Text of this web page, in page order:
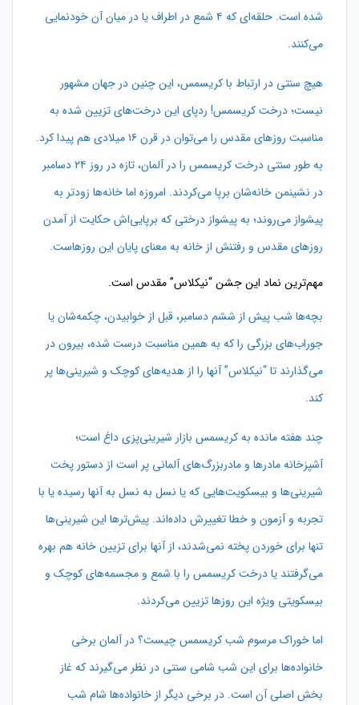
شده است. حلقه‌ای که ۴ شمع در اطراف یا در میان آن خودنمایی
می‌کنند.
هیچ سنتی در ارتباط با کریسمس، این چنین در جهان مشهور
نیست؛ درخت کریسمس! ردپای این درخت‌های تزیین شده به
مناسبت روزهای مقدس را می‌توان در قرن ۱۶ میلادی هم پیدا کرد.
به طور سنتی درخت کریسمس را در آلمان، تازه در روز ۲۴ دسامبر
در نشینمن خانه‌شان برپا می‌کردند. امروزه اما خانه‌ها زودتر به
پیشواز می‌روند؛ به پیشواز درختی که برپایی‌اش حکایت از آمدن
روزهای مقدس و رفتنش از خانه به معنای پایان این روزهاست.
مهم‌ترین نماد این جشن “نیکلاس” مقدس است.
بچه‌ها شب پیش از ششم دسامبر، قبل از خوابیدن، چکمه‌شان یا
جوراب‌های بزرگی را که به همین مناسبت درست‌ شده، بیرون در
می‌گذارند تا “نیکلاس” آنها را از هدیه‌های کوچک و شیرینی‌ها پر
کند.
چند هفته مانده به کریسمس بازار شیرینی‌پزی داغ است؛
آشپزخانه مادرها و مادربزرگ‌های آلمانی پر است از دستور پخت
شیرینی‌ها و بیسکویت‌هایی که یا نسل به نسل به آنها رسیده یا با
تجربه و آزمون و خطا تغییرش داده‌اند. پیش‌ترها این شیرینی‌ها
تنها برای خوردن پخته نمی‌شدند، از آنها برای تزیین خانه هم بهره
می‌گرفتند یا درخت کریسمس را با شمع و مجسمه‌های کوچک و
بیسکویتی ویژه این روزها تزیین می‌کردند.
اما خوراک مرسوم شب کریسمس چیست؟ در آلمان برخی
خانواده‌ها برای این شب شامی سنتی در نظر می‌گیرند که غاز
بخش اصلی آن است. در برخی دیگر از خانواده‌ها شام شب